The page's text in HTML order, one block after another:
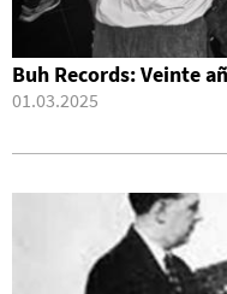
Buh Records: Veinte
01.03.2025